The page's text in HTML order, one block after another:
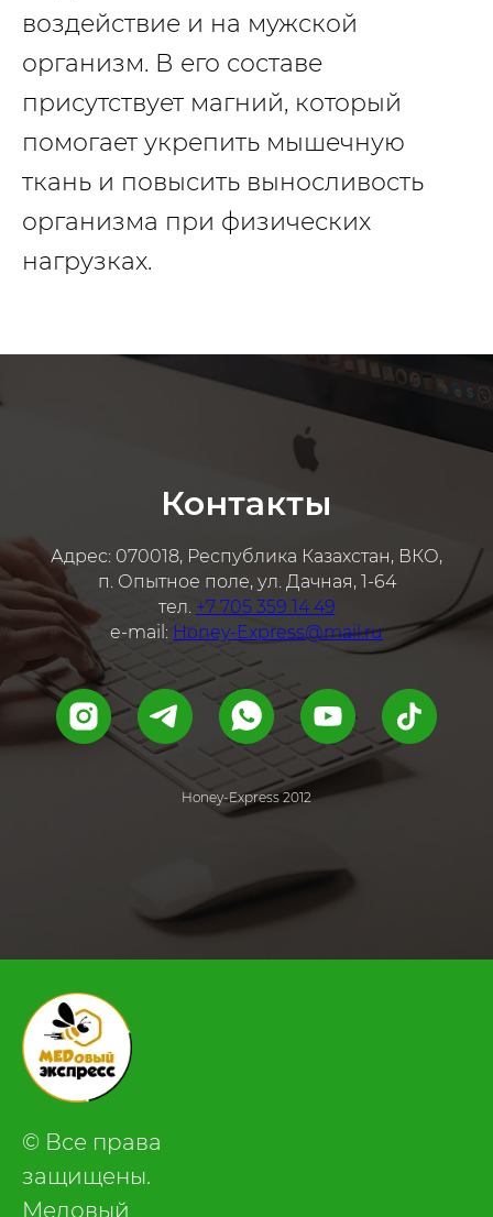
воздействие и на мужской
организм. В его составе
присутствует магний, который
помогает укрепить мышечную
ткань и повысить выносливость
организма при физических
нагрузках.
Контакты
Адрес: 070018, Республика Казахстан, ВКО,
п. Опытное поле, ул. Дачная, 1-64
тел. +7 705 359 14 49
e-mail: Honey-Express@mail.ru
Honey-Express 2012
© Все права
защищены.
Медовый